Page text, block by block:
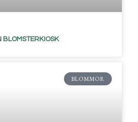
BLOMSTERKIOSK
BLOMMOR